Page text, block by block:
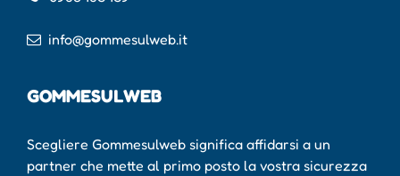
info@gommesulweb.it
GOMMESULWEB
Scegliere Gommesulweb significa affidarsi a un
partner che mette al primo posto la vostra sicurezza